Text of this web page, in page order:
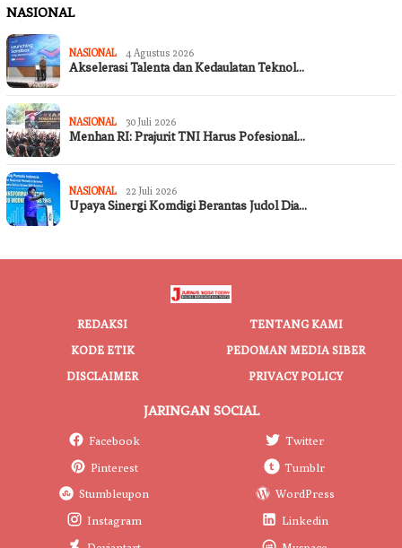
NASIONAL
NASIONAL 4 Agustus 2026
Akselerasi Talenta dan Kedaulatan Teknol…
NASIONAL 30 Juli 2026
Menhan RI: Prajurit TNI Harus Pofesional…
NASIONAL 22 Juli 2026
Upaya Sinergi Komdigi Berantas Judol Dia…
REDAKSI
TENTANG KAMI
KODE ETIK
PEDOMAN MEDIA SIBER
DISCLAIMER
PRIVACY POLICY
JARINGAN SOCIAL
Facebook
Twitter
Pinterest
Tumblr
Stumbleupon
WordPress
Instagram
Linkedin